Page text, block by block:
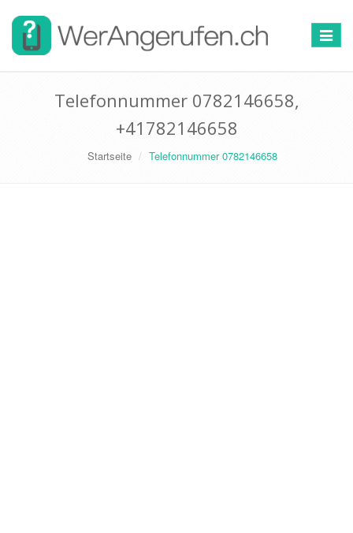
Toggle
Telefonnummer 0782146658,
+41782146658
Startseite Telefonnummer 0782146658